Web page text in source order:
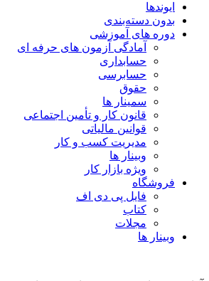
ایوندها
بدون دسته‌بندی
دوره های آموزشی
آمادگی آزمون های حرفه ای
حسابداری
حسابرسی
حقوق
سمینار ها
قانون کار و تأمین اجتماعی
قوانین مالیاتی
مدیریت کسب و کار
وبینار ها
ویژه بازار کار
فروشگاه
فایل پی دی اف
کتاب
مجلات
وبینار ها